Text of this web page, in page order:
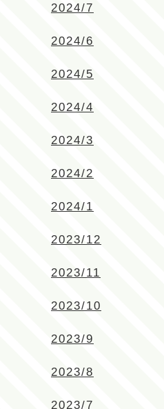
2024/7
2024/6
2024/5
2024/4
2024/3
2024/2
2024/1
2023/12
2023/11
2023/10
2023/9
2023/8
2023/7